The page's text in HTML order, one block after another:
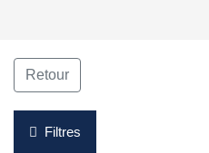
Retour
Filtres